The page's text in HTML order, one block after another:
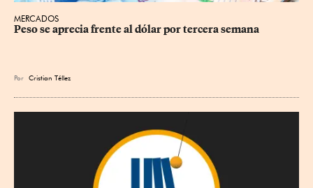
MERCADOS
Peso se aprecia frente al dólar por tercera semana
Por Cristian Téllez